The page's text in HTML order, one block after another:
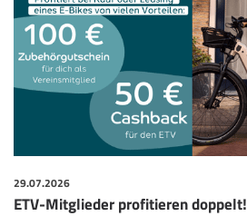
29.07.2026
ETV-Mitglieder profitieren doppelt!